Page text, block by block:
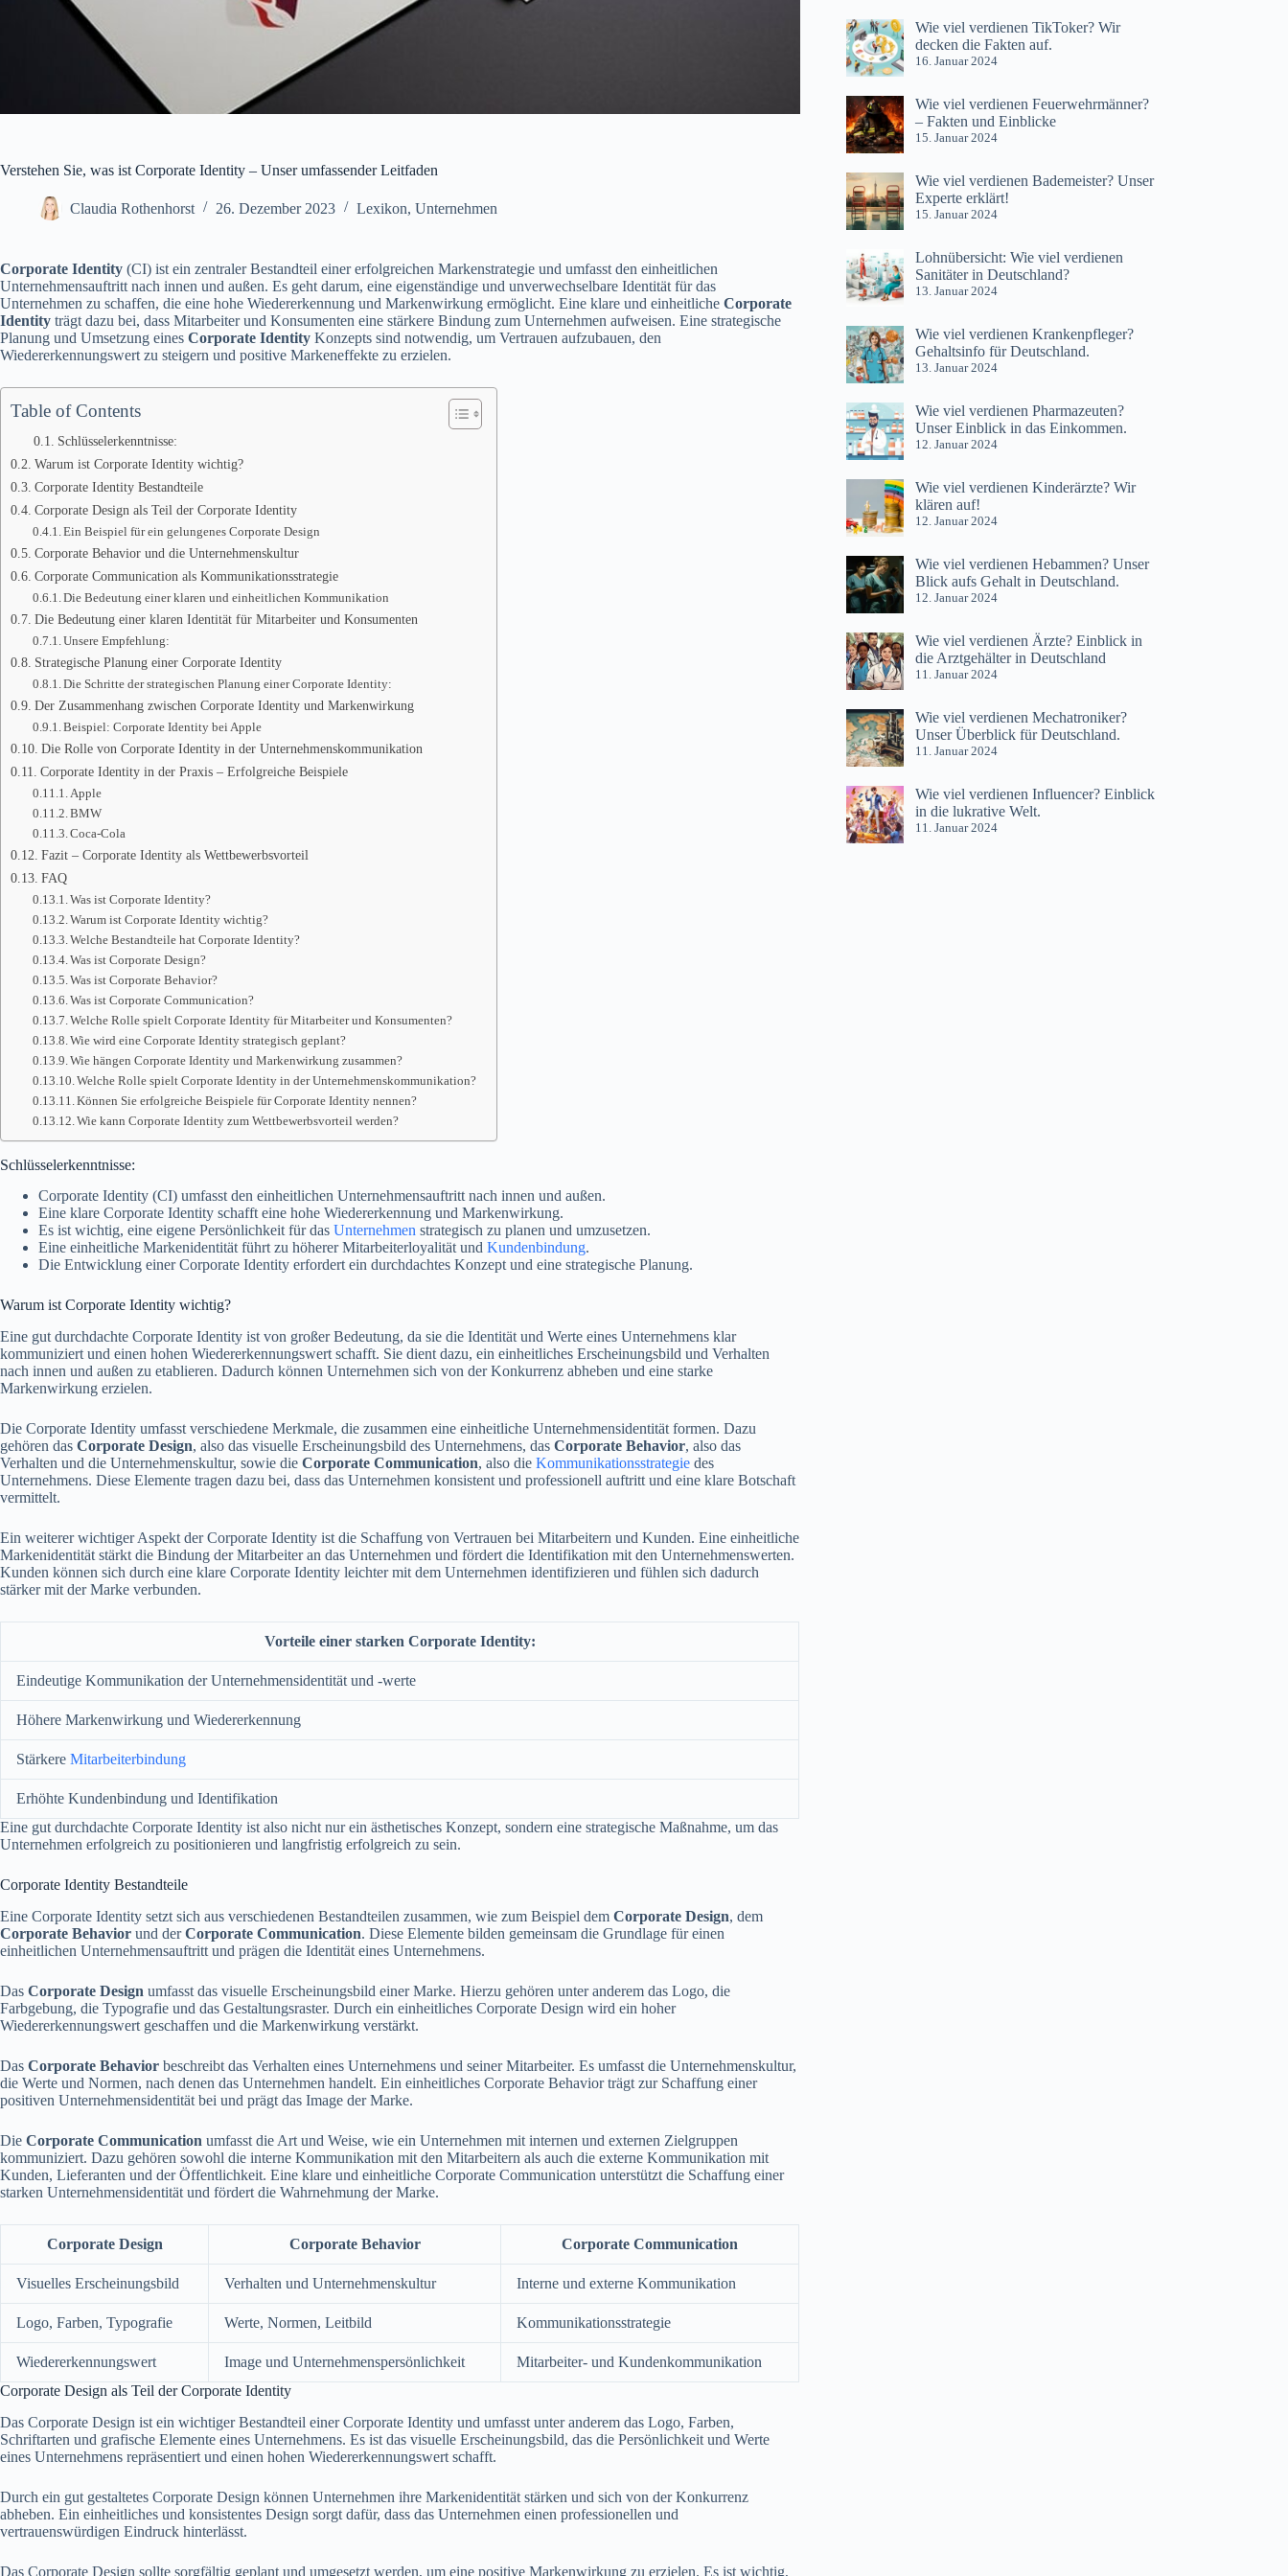
Verstehen Sie, was ist Corporate Identity – Unser umfassender Leitfaden
Claudia Rothenhorst 26. Dezember 2023 Lexikon, Unternehmen
Corporate Identity (CI) ist ein zentraler Bestandteil einer erfolgreichen Markenstrategie und umfasst den einheitlichen
Unternehmensauftritt nach innen und außen. Es geht darum, eine eigenständige und unverwechselbare Identität für das
Unternehmen zu schaffen, die eine hohe Wiedererkennung und Markenwirkung ermöglicht. Eine klare und einheitliche Corporate
Identity trägt dazu bei, dass Mitarbeiter und Konsumenten eine stärkere Bindung zum Unternehmen aufweisen. Eine strategische
Planung und Umsetzung eines Corporate Identity Konzepts sind notwendig, um Vertrauen aufzubauen, den
Wiedererkennungswert zu steigern und positive Markeneffekte zu erzielen.
Table of Contents
Schlüsselerkenntnisse:
Warum ist Corporate Identity wichtig?
Corporate Identity Bestandteile
Corporate Design als Teil der Corporate Identity
Ein Beispiel für ein gelungenes Corporate Design
Corporate Behavior und die Unternehmenskultur
Corporate Communication als Kommunikationsstrategie
Die Bedeutung einer klaren und einheitlichen Kommunikation
Die Bedeutung einer klaren Identität für Mitarbeiter und Konsumenten
Unsere Empfehlung:
Strategische Planung einer Corporate Identity
Die Schritte der strategischen Planung einer Corporate Identity:
Der Zusammenhang zwischen Corporate Identity und Markenwirkung
Beispiel: Corporate Identity bei Apple
Die Rolle von Corporate Identity in der Unternehmenskommunikation
Corporate Identity in der Praxis – Erfolgreiche Beispiele
Apple
BMW
Coca-Cola
Fazit – Corporate Identity als Wettbewerbsvorteil
FAQ
Was ist Corporate Identity?
Warum ist Corporate Identity wichtig?
Welche Bestandteile hat Corporate Identity?
Was ist Corporate Design?
Was ist Corporate Behavior?
Was ist Corporate Communication?
Welche Rolle spielt Corporate Identity für Mitarbeiter und Konsumenten?
Wie wird eine Corporate Identity strategisch geplant?
Wie hängen Corporate Identity und Markenwirkung zusammen?
Welche Rolle spielt Corporate Identity in der Unternehmenskommunikation?
Können Sie erfolgreiche Beispiele für Corporate Identity nennen?
Wie kann Corporate Identity zum Wettbewerbsvorteil werden?
Schlüsselerkenntnisse:
Corporate Identity (CI) umfasst den einheitlichen Unternehmensauftritt nach innen und außen.
Eine klare Corporate Identity schafft eine hohe Wiedererkennung und Markenwirkung.
Es ist wichtig, eine eigene Persönlichkeit für das Unternehmen strategisch zu planen und umzusetzen.
Eine einheitliche Markenidentität führt zu höherer Mitarbeiterloyalität und Kundenbindung.
Die Entwicklung einer Corporate Identity erfordert ein durchdachtes Konzept und eine strategische Planung.
Warum ist Corporate Identity wichtig?
Eine gut durchdachte Corporate Identity ist von großer Bedeutung, da sie die Identität und Werte eines Unternehmens klar
kommuniziert und einen hohen Wiedererkennungswert schafft. Sie dient dazu, ein einheitliches Erscheinungsbild und Verhalten
nach innen und außen zu etablieren. Dadurch können Unternehmen sich von der Konkurrenz abheben und eine starke
Markenwirkung erzielen.
Die Corporate Identity umfasst verschiedene Merkmale, die zusammen eine einheitliche Unternehmensidentität formen. Dazu
gehören das Corporate Design, also das visuelle Erscheinungsbild des Unternehmens, das Corporate Behavior, also das
Verhalten und die Unternehmenskultur, sowie die Corporate Communication, also die Kommunikationsstrategie des
Unternehmens. Diese Elemente tragen dazu bei, dass das Unternehmen konsistent und professionell auftritt und eine klare Botschaft
vermittelt.
Ein weiterer wichtiger Aspekt der Corporate Identity ist die Schaffung von Vertrauen bei Mitarbeitern und Kunden. Eine einheitliche
Markenidentität stärkt die Bindung der Mitarbeiter an das Unternehmen und fördert die Identifikation mit den Unternehmenswerten.
Kunden können sich durch eine klare Corporate Identity leichter mit dem Unternehmen identifizieren und fühlen sich dadurch
stärker mit der Marke verbunden.
Vorteile einer starken Corporate Identity:
Eindeutige Kommunikation der Unternehmensidentität und -werte
Höhere Markenwirkung und Wiedererkennung
Stärkere Mitarbeiterbindung
Erhöhte Kundenbindung und Identifikation
Eine gut durchdachte Corporate Identity ist also nicht nur ein ästhetisches Konzept, sondern eine strategische Maßnahme, um das
Unternehmen erfolgreich zu positionieren und langfristig erfolgreich zu sein.
Corporate Identity Bestandteile
Eine Corporate Identity setzt sich aus verschiedenen Bestandteilen zusammen, wie zum Beispiel dem Corporate Design, dem
Corporate Behavior und derCorporate Communication. Diese Elemente bilden gemeinsam die Grundlage für einen
einheitlichen Unternehmensauftritt und prägen die Identität eines Unternehmens.
Das Corporate Design umfasst das visuelle Erscheinungsbild einer Marke. Hierzu gehören unter anderem das Logo, die
Farbgebung, die Typografie und das Gestaltungsraster. Durch ein einheitliches Corporate Design wird ein hoher
Wiedererkennungswert geschaffen und die Markenwirkung verstärkt.
Das Corporate Behavior beschreibt das Verhalten eines Unternehmens und seiner Mitarbeiter. Es umfasst die Unternehmenskultur,
die Werte und Normen, nach denen das Unternehmen handelt. Ein einheitliches Corporate Behavior trägt zur Schaffung einer
positiven Unternehmensidentität bei und prägt das Image der Marke.
Die Corporate Communication umfasst die Art und Weise, wie ein Unternehmen mit internen und externen Zielgruppen
kommuniziert. Dazu gehören sowohl die interne Kommunikation mit den Mitarbeitern als auch die externe Kommunikation mit
Kunden, Lieferanten und der Öffentlichkeit. Eine klare und einheitliche Corporate Communication unterstützt die Schaffung einer
starken Unternehmensidentität und fördert die Wahrnehmung der Marke.
Corporate Design Corporate Behavior Corporate Communication
Visuelles Erscheinungsbild Verhalten und Unternehmenskultur Interne und externe Kommunikation
Logo, Farben, Typografie Werte, Normen, Leitbild Kommunikationsstrategie
Wiedererkennungswert Image und Unternehmenspersönlichkeit
Mitarbeiter- und Kundenkommunikation
Corporate Design als Teil der Corporate Identity
Das Corporate Design ist ein wichtiger Bestandteil einer Corporate Identity und umfasst unter anderem das Logo, Farben,
Schriftarten und grafische Elemente eines Unternehmens. Es ist das visuelle Erscheinungsbild, das die Persönlichkeit und Werte
eines Unternehmens repräsentiert und einen hohen Wiedererkennungswert schafft.
Durch ein gut gestaltetes Corporate Design können Unternehmen ihre Markenidentität stärken und sich von der Konkurrenz
abheben. Ein einheitliches und konsistentes Design sorgt dafür, dass das Unternehmen einen professionellen und
vertrauenswürdigen Eindruck hinterlässt.
Das Corporate Design sollte sorgfältig geplant und umgesetzt werden, um eine positive Markenwirkung zu erzielen. Es ist wichtig,
Wie viel verdienen TikToker? Wir
decken die Fakten auf.
16. Januar 2024
Wie viel verdienen Feuerwehrmänner?
– Fakten und Einblicke
15. Januar 2024
Wie viel verdienen Bademeister? Unser
Experte erklärt!
15. Januar 2024
Lohnübersicht: Wie viel verdienen
Sanitäter in Deutschland?
13. Januar 2024
Wie viel verdienen Krankenpfleger?
Gehaltsinfo für Deutschland.
13. Januar 2024
Wie viel verdienen Pharmazeuten?
Unser Einblick in das Einkommen.
12. Januar 2024
Wie viel verdienen Kinderärzte? Wir
klären auf!
12. Januar 2024
Wie viel verdienen Hebammen? Unser
Blick aufs Gehalt in Deutschland.
12. Januar 2024
Wie viel verdienen Ärzte? Einblick in
die Arztgehälter in Deutschland
11. Januar 2024
Wie viel verdienen Mechatroniker?
Unser Überblick für Deutschland.
11. Januar 2024
Wie viel verdienen Influencer? Einblick
in die lukrative Welt.
11. Januar 2024